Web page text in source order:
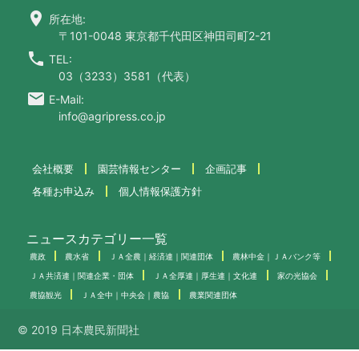
location_on 所在地:
〒101-0048 東京都千代田区神田司町2-21
call TEL:
03（3233）3581（代表）
email E-Mail:
info@agripress.co.jp
会社概要 園芸情報センター
企画記事
各種お申込み
個人情報保護方針
ニュースカテゴリー一覧
農政 農水省 ＪＡ全農｜経済連｜関連団体 農林中金｜ＪＡバンク等
ＪＡ共済連｜関連企業・団体 ＪＡ全厚連｜厚生連｜文化連 家の光協会
農協観光 ＪＡ全中｜中央会｜農協 農業関連団体
© 2019 日本農民新聞社